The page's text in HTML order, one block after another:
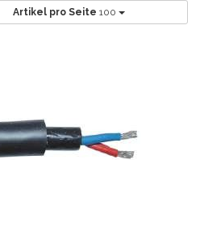
Artikel pro Seite 100